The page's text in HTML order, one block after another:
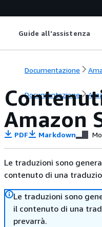
Guide all'assistenza
Documentazione
Documentazione
Amazon
PDF Markdown
Le traduzioni sono
contenuto di una
Le traduzioni sono
il contenuto di una
prevarrà.